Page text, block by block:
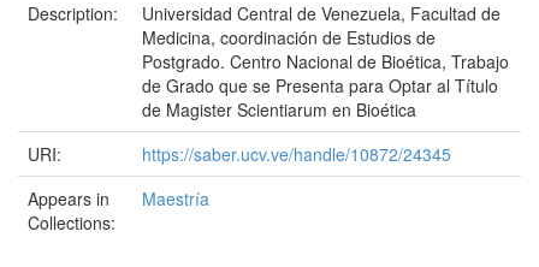
Description:
Universidad Central de Venezuela, Facultad de
Medicina, coordinación de Estudios de
Postgrado. Centro Nacional de Bioética, Trabajo
de Grado que se Presenta para Optar al Título
de Magister Scientiarum en Bioética
URI:
https://saber.ucv.ve/handle/10872/24345
Appears in
Collections:
Maestría